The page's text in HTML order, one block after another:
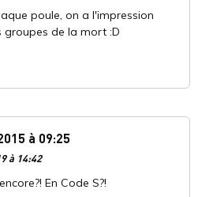
poule, on a l'impression
groupes de la mort :D
à 09:25
à 14:42
En Code S?!